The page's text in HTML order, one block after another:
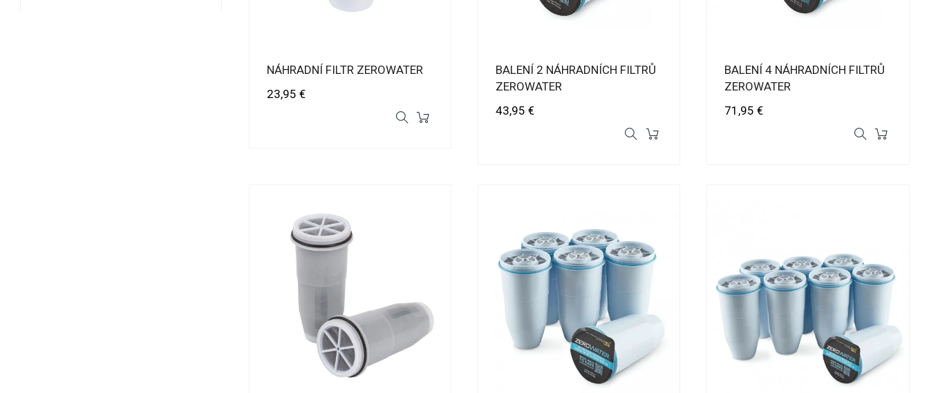
NÁHRADNÍ FILTR ZEROWATER
Cena
23,95 €
BALENÍ 2 NÁHRADNÍCH FILTRŮ
ZEROWATER
Cena
43,95 €
BALENÍ 4 NÁHRADNÍCH FILTRŮ
ZEROWATER
Cena
71,95 €